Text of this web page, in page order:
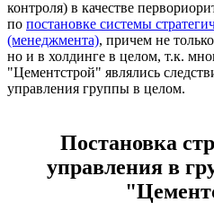
контроля) в качестве
по постановке системы
(менеджмента), причем не
но и в холдинге в целом, т.к.
"Цементстрой" являлись
управления группы в целом.
Постановка
управления в